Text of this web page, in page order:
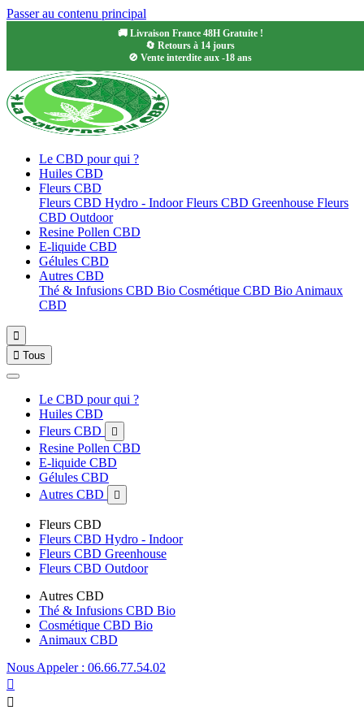
Passer au contenu principal
🚚 Livraison France 48H Gratuite !
🔄 Retours à 14 jours
🚫 Vente interdite aux -18 ans
Le CBD pour qui ?
Huiles CBD
Fleurs CBD
Fleurs CBD Hydro - IndoorFleurs CBD Greenhouse Fleurs
CBD Outdoor
Resine Pollen CBD
E-liquide CBD
Gélules CBD
Autres CBD
Thé & Infusions CBD Bio Cosmétique CBD Bio Animaux
CBD

 Tous
Le CBD pour qui ?
Huiles CBD
Fleurs CBD

Resine Pollen CBD
E-liquide CBD
Gélules CBD
Autres CBD

Fleurs CBD
Fleurs CBD Hydro - Indoor
Fleurs CBD Greenhouse
Fleurs CBD Outdoor
Autres CBD
Thé & Infusions CBD Bio
Cosmétique CBD Bio
Animaux CBD
Nous Appeler : 06.66.77.54.02

